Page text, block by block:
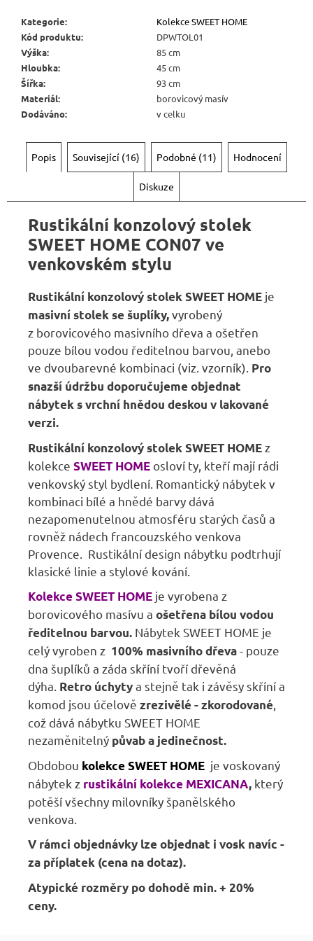
Kategorie:
Kolekce SWEET HOME
Kód produktu:
DPWTOL01
Výška:
85 cm
Hloubka:
45 cm
Šířka:
93 cm
Materiál:
borovicový masív
Dodáváno: v celku
Popis Související (16) Podobné (11) Hodnocení
Diskuze
Rustikální konzolový stolek
SWEET HOME CON07 ve
venkovském stylu
Rustikální konzolový stolek SWEET HOME je
masivní stolek se šuplíky,vyrobený
z borovicového masivního dřeva a ošetřen
pouze bílou vodou ředitelnou barvou, anebo
ve dvoubarevné kombinaci (viz. vzorník). Pro
snazší údržbu doporučujeme objednat
nábytek s vrchní hnědou deskou v lakované
verzi.
Rustikální konzolový stolek SWEET HOMEz
kolekce SWEET HOMEosloví ty, kteří mají rádi
venkovský styl bydlení. Romantický nábytek v
kombinaci bílé a hnědé barvy dává
nezapomenutelnou atmosféru starých časů a
rovněž nádech francouzského venkova
Provence. Rustikální design nábytku podtrhují
klasické linie a stylové kování.
Kolekce SWEET HOME je vyrobena z
borovicového masívu a ošetřena bílou vodou
ředitelnou barvou. Nábytek SWEET HOME je
celý vyroben z 100% masivního dřeva- pouze
dna šuplíků a záda skříní tvoří dřevěná
dýha. Retro úchytya stejně tak i závěsy skříní a
komod jsou účelově zrezivělé - zkorodované,
což dává nábytku SWEET HOME
nezaměnitelný půvab a jedinečnost.
Obdobou kolekce SWEET HOME je voskovaný
nábytek z rustikální kolekce MEXICANA, který
potěší všechny milovníky španělského
venkova.
V rámci objednávky lze objednat i vosk navíc -
za příplatek (cena na dotaz).
Atypické rozměry po dohodě min. + 20%
ceny.